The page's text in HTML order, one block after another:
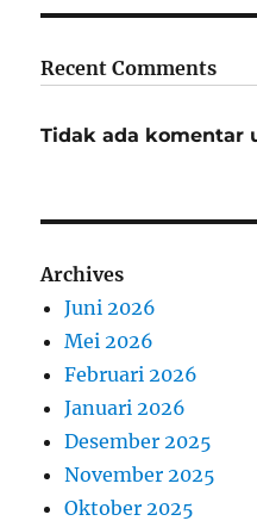
Recent Comments
Tidak ada komentar
Archives
Juni 2026
Mei 2026
Februari 2026
Januari 2026
Desember 2025
November 2025
Oktober 2025